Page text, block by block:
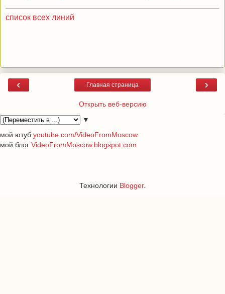
список всех линий
‹ ›
Главная страница
Открыть веб-версию
▼
мой ютуб youtube.com/VideoFromMoscow
мой блог VideoFromMoscow.blogspot.com
Технологии Blogger.